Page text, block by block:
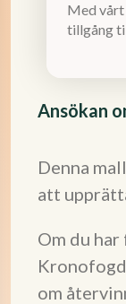
Ansökan
Denna
att
Om du
om
Med vårt
tillgång